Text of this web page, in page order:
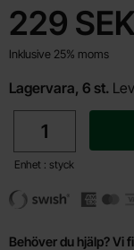
pris
229 SEK
Inklusive 25% moms
Lagervara, 6 st.
Enhet : styck
Behöver du hjälp? Vi